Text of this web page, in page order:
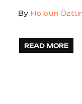
By Haldun
READ MORE